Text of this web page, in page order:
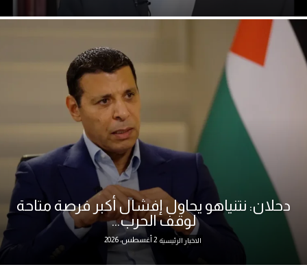
دحلان: نتنياهو يحاول إفشال أكبر فرصة متاحة
لوقف الحرب...
الاخبار الرئيسية 2 أغسطس، 2026